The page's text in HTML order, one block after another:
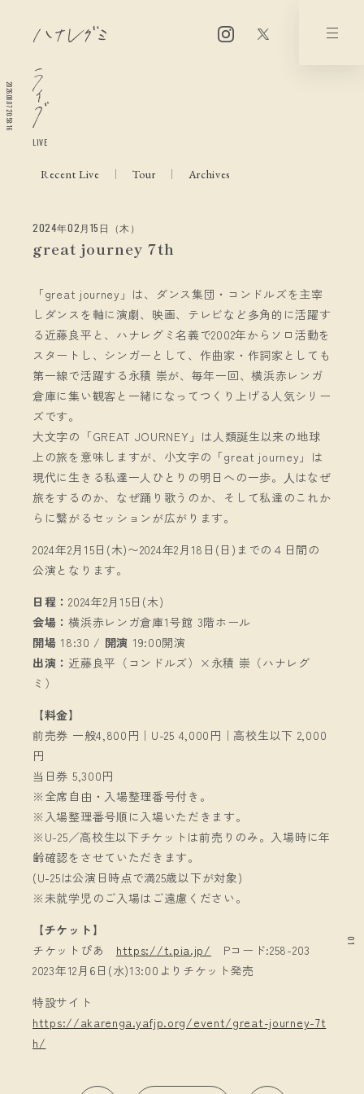
2026.08.07 20:58:16
01
LIVE
Recent Live Tour Archives
2024年02月15日（木）
great journey 7th
「great journey」は、ダンス集団・コンドルズを主宰
しダンスを軸に演劇、映画、テレビなど多角的に活躍す
る近藤良平と、ハナレグミ名義で2002年からソロ活動を
スタートし、シンガーとして、作曲家・作詞家としても
第一線で活躍する永積 崇が、毎年一回、横浜赤レンガ
倉庫に集い観客と一緒になってつくり上げる人気シリー
ズです。
大文字の「GREAT JOURNEY」は人類誕生以来の地球
上の旅を意味しますが、小文字の「great journey」は
現代に生きる私達一人ひとりの明日への一歩。⼈はなぜ
旅をするのか、なぜ踊り歌うのか、そして私達のこれか
らに繋がるセッションが広がります。
2024年2月15日(木)〜2024年2月18日(日)までの４日間の
公演となります。
日程：2024年2月15日(木)
会場：横浜赤レンガ倉庫1号館 3階ホール
開場 18:30 / 開演 19:00開演
出演： 近藤良平（コンドルズ）×永積 崇（ハナレグ
ミ）
【料金】
前売券 一般4,800円｜U-25 4,000円｜高校生以下 2,000
円
当日券 5,300円
※全席自由・入場整理番号付き。
※入場整理番号順に入場いただきます。
※U-25／高校生以下チケットは前売りのみ。入場時に年
齢確認をさせていただきます。
(U-25は公演日時点で満25歳以下が対象)
※未就学児のご入場はご遠慮ください。
【チケット】
チケットぴあ https://t.pia.jp/ Pコード:258-203
2023年12月6日(水)13:00よりチケット発売
特設サイト
https://akarenga.yafjp.org/event/great-journey-7t
h/